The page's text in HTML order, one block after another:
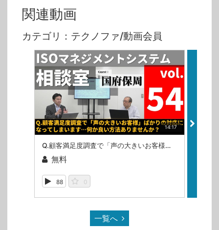
関連動画
カテゴリ：テクノファ/動画会員
14:17
Q.顧客満足度調査で「声の大きいお客様」ばかりの対応になってしまいます…何か良い方法ありませんか？（ISOマネジメントシステム相談室・第54回）
無料
88 0
一覧へ